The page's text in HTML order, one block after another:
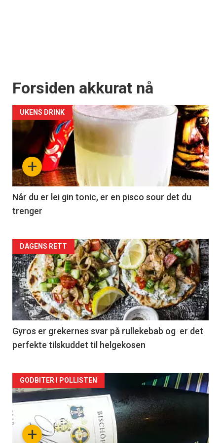
Forsiden akkurat nå
+
UKENS DRINK
Når du er lei gin tonic, er en pisco sour det du
trenger
Forsiden
akkurat
nå
-
2
DAGENS RETT
Gyros er grekernes svar på rullekebab og er det
perfekte tilskuddet til helgekosen
Forsiden
akkurat
nå+
GODBITER I POLLISTEN